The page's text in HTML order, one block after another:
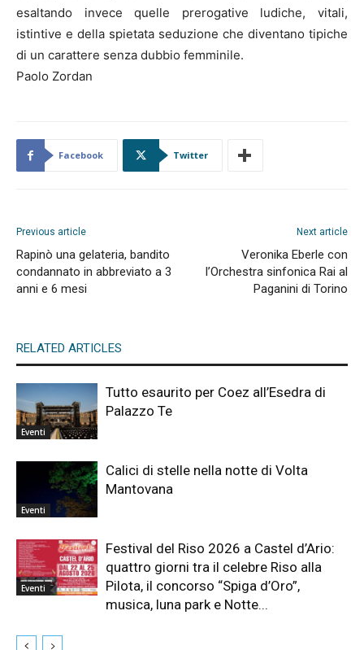
esaltando invece quelle prerogative ludiche, vitali,
istintive e della spietata seduzione che diventano tipiche
di un carattere senza dubbio femminile.
Paolo Zordan
Facebook Twitter
Previous article
Rapinò una gelateria, bandito
condannato in abbreviato a 3
anni e 6 mesi
Next article
Veronika Eberle con
l’Orchestra sinfonica Rai al
Paganini di Torino
RELATED ARTICLES
Eventi
Tutto esaurito per Coez all’Esedra di
Palazzo Te
Eventi
Calici di stelle nella notte di Volta
Mantovana
Eventi
Festival del Riso 2026 a Castel d’Ario:
quattro giorni tra il celebre Riso alla
Pilota, il concorso “Spiga d’Oro”,
musica, luna park e Notte...